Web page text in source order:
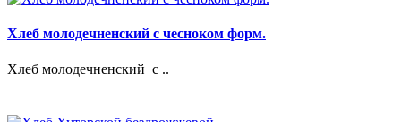
Хлеб молодечненский с чесноком форм.
Хлеб молодечненский с ..